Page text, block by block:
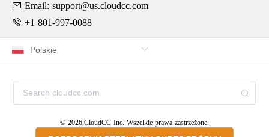
Email: support@us.cloudcc.com
+1 801-997-0088
© 2026,CloudCC Inc. Wszelkie prawa zastrzeżone.